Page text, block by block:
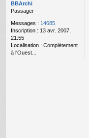
BBArchi
Passager
Messages : 14685
Inscription : 13 avr. 2007,
21:55
Localisation : Complètement
à l'Ouest...